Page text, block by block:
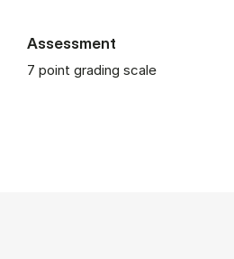
Assessment
7 point grading scale